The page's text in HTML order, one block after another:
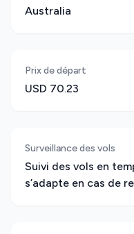
Australia
Prix de départ
USD 70.23
Surveillance des vols
Suivi des vols en
s’adapte en cas de